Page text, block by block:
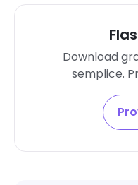
Download
semplice.